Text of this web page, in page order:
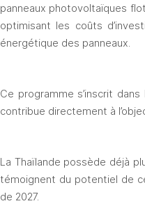
panneaux photovoltaïques
optimisant les coûts
énergétique des panneaux.
Ce programme s’inscrit
contribue directement à
La Thaïlande possède déjà
témoignent du potentiel de
de 2027.